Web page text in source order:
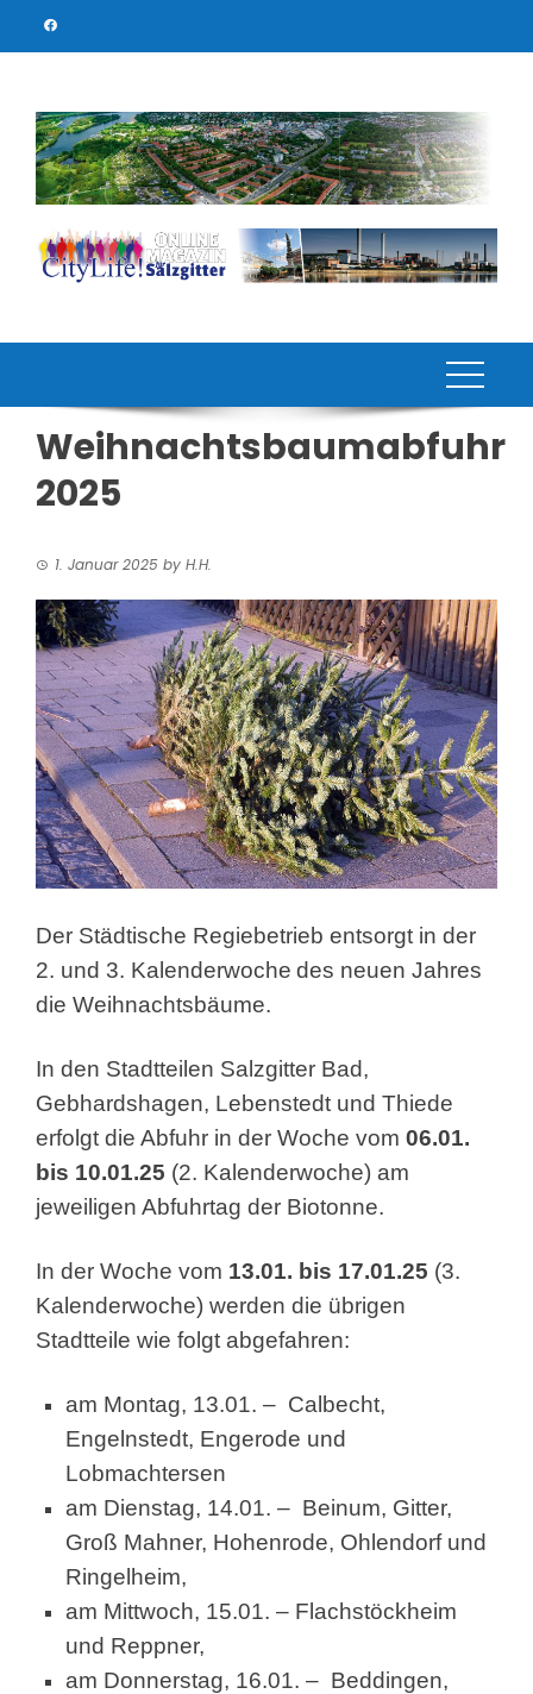
Weihnachtsbaumabfuhr
2025
1. Januar 2025 by H.H.
Der Städtische Regiebetrieb entsorgt in der
2. und 3. Kalenderwoche des neuen Jahres
die Weihnachtsbäume.
In den Stadtteilen Salzgitter Bad,
Gebhardshagen, Lebenstedt und Thiede
erfolgt die Abfuhr in der Woche vom 06.01.
bis 10.01.25 (2. Kalenderwoche) am
jeweiligen Abfuhrtag der Biotonne.
In der Woche vom 13.01. bis 17.01.25 (3.
Kalenderwoche) werden die übrigen
Stadtteile wie folgt abgefahren:
am Montag, 13.01. – Calbecht,
Engelnstedt, Engerode und
Lobmachtersen
am Dienstag, 14.01. – Beinum, Gitter,
Groß Mahner, Hohenrode, Ohlendorf und
Ringelheim,
am Mittwoch, 15.01. – Flachstöckheim
und Reppner,
am Donnerstag, 16.01. – Beddingen,